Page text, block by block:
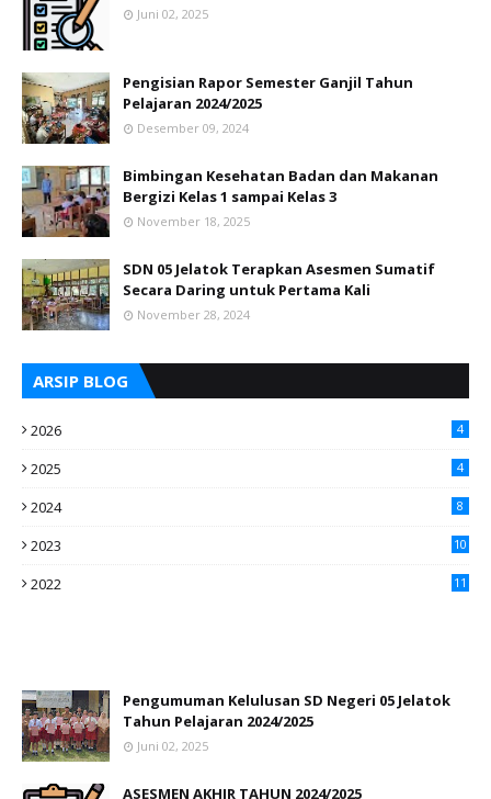
Juni 02, 2025
Pengisian Rapor Semester Ganjil Tahun
Pelajaran 2024/2025
Desember 09, 2024
Bimbingan Kesehatan Badan dan Makanan
Bergizi Kelas 1 sampai Kelas 3
November 18, 2025
SDN 05 Jelatok Terapkan Asesmen Sumatif
Secara Daring untuk Pertama Kali
November 28, 2024
ARSIP BLOG
2026 4
2025 4
2024 8
2023 10
2022 11
Pengumuman Kelulusan SD Negeri 05 Jelatok
Tahun Pelajaran 2024/2025
Juni 02, 2025
ASESMEN AKHIR TAHUN 2024/2025